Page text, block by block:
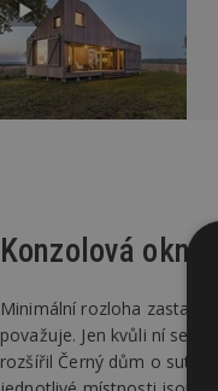
Konzolová okna
Minimální rozloha
považuje. Jen kvůli ní se
rozšířil Černý dům o